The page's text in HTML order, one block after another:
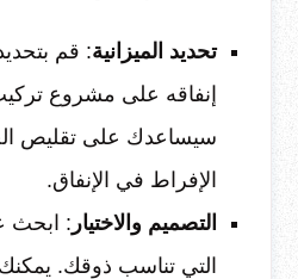
تحديد الميزانية: قم
إنفاقه على مشروع
سيساعدك على تقليص
الإفراط في الإنفاق.
التصميم والاختيار : ابحث
التي تناسب ذوقك. يمكنك